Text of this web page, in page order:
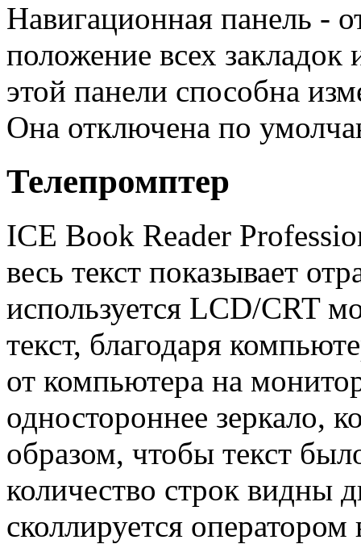
Навигационная панель -
положение всех
этой панели способна
Она отключена по
Телепромптер
ICE Book Reader
весь текст показывает
используется LCD/CRT
текст, благодаря
от компьютера на
одностороннее зеркало,
образом, чтобы текст
количество строк видны
сколлируется